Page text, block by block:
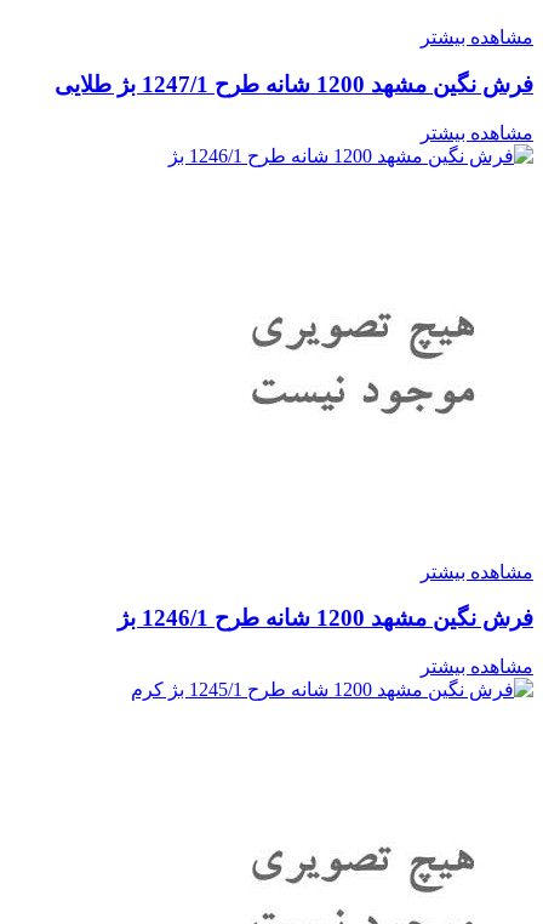
مشاهده بیشتر
فرش نگین مشهد 1200 شانه طرح 1247/1 بژ طلایی
مشاهده بیشتر
مشاهده بیشتر
فرش نگین مشهد 1200 شانه طرح 1246/1 بژ
مشاهده بیشتر